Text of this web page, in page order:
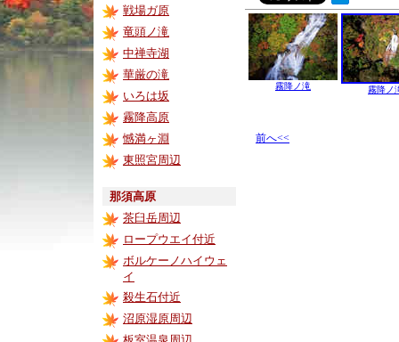
戦場ガ原
竜頭ノ滝
中禅寺湖
華厳の滝
いろは坂
霧降高原
憾満ヶ淵
東照宮周辺
那須高原
茶臼岳周辺
ロープウエイ付近
ボルケーノハイウェ
イ
殺生石付近
沼原湿原周辺
霧降ノ滝 霧降ノ
前へ<<